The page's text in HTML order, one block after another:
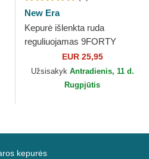
New Era
Kepurė išlenkta ruda
reguliuojamas 9FORTY
League Essential New York
Yankees MLB New Era
EUR 25,95
Užsisakyk Antradienis, 11 d.
Rugpjūtis
kepurės